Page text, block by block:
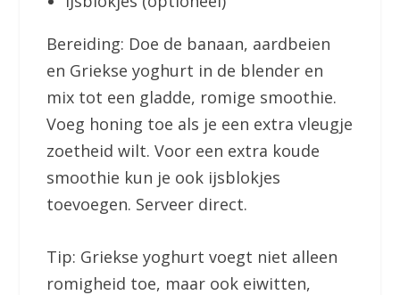
Bereiding: Doe de banaan, aardbeien
en Griekse yoghurt in de blender en
mix tot een gladde, romige smoothie.
Voeg honing toe als je een extra vleugje
zoetheid wilt. Voor een extra koude
smoothie kun je ook ijsblokjes
toevoegen. Serveer direct.
Tip: Griekse yoghurt voegt niet alleen
romigheid toe, maar ook eiwitten,